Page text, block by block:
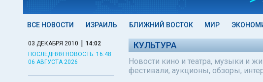
ВСЕ НОВОСТИ ИЗРАИЛЬ БЛИЖНИЙ ВОСТОК МИР
03 ДЕКАБРЯ 2010 | 14:02
ПОСЛЕДНЯЯ НОВОСТЬ: 16:48
06 АВГУСТА 2026
КУЛЬТУРА
Новости кино и театра, музыки и
фестивали, аукционы, обзоры,